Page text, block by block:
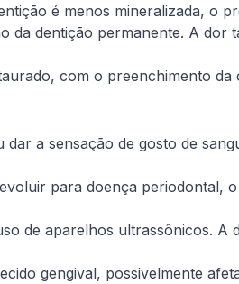
é menos mineralizada, o
da dentição permanente. A dor
com o preenchimento da
a sensação de gosto de
para doença periodontal,
de aparelhos ultrassônicos. A
gengival, possivelmente